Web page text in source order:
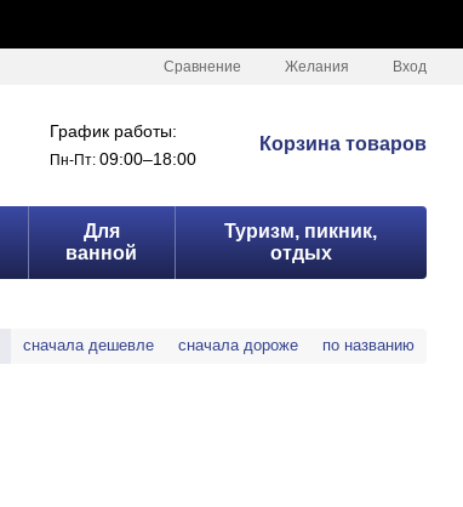
Сравнение Желания Вход
График работы:
Пн-Пт: 09:00–18:00
Корзина товаров
Для
ванной
Туризм, пикник,
отдых
сначала дешевле сначала дороже по названию